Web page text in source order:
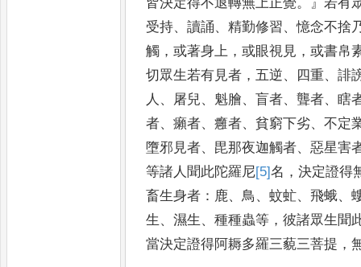
受持、讀誦、精勤修習、憶念不捨
觸 ，或著身上 ，或眼視見 ，或書帛
切眾生若有見者 ， 五逆、 四重、誹
人 、 屠兒、 魁膾、盲者、聾者、瞎
者、癩者、癰者、貧窮下劣、不定
墮邪見者、 毘那夜迦觸者、惡星害
等諸人聞此陀羅尼[5]名 ，決定證得
畜生身者 ： 鹿、 鳥 、蚊虻、飛蛾、
生 、濕生 、種種蟲等 ，彼諸眾生聞
當決定證得阿耨多羅三藐三菩提 ，